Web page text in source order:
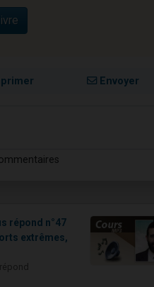
Envoyer
répond n°47
extrêmes,